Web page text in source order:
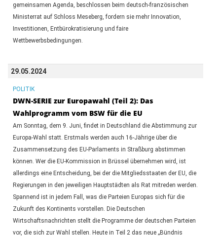
gemeinsamen Agenda, beschlossen beim deutsch-französischen
Ministerrat auf Schloss Meseberg, fordern sie mehr Innovation,
Investitionen, Entbürokratisierung und faire
Wettbewerbsbedingungen.
29.05.2024
POLITIK
DWN-SERIE zur Europawahl (Teil 2): Das
Wahlprogramm vom BSW für die EU
Am Sonntag, dem 9. Juni, findet in Deutschland die Abstimmung zur
Europa-Wahl statt. Erstmals werden auch 16-Jährige über die
Zusammensetzung des EU-Parlaments in Straßburg abstimmen
können. Wer die EU-Kommission in Brüssel übernehmen wird, ist
allerdings eine Entscheidung, bei der die Mitgliedsstaaten der EU, die
Regierungen in den jeweiligen Hauptstädten als Rat mitreden werden.
Spannend ist in jedem Fall, was die Parteien Europas sich für die
Zukunft des Kontinents vorstellen. Die Deutschen
Wirtschaftsnachrichten stellt die Programme der deutschen Parteien
vor, die sich zur Wahl stellen. Heute in Teil 2 das neue „Bündnis